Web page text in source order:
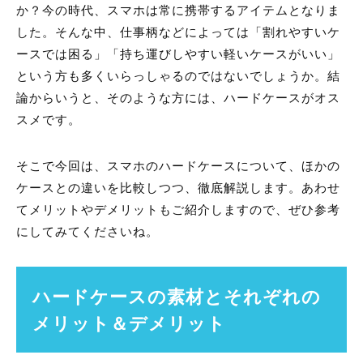
か？今の時代、スマホは常に携帯するアイテムとなりま
した。そんな中、仕事柄などによっては「割れやすいケ
ースでは困る」「持ち運びしやすい軽いケースがいい」
という方も多くいらっしゃるのではないでしょうか。結
論からいうと、そのような方には、ハードケースがオス
スメです。
そこで今回は、スマホのハードケースについて、ほかの
ケースとの違いを比較しつつ、徹底解説します。あわせ
てメリットやデメリットもご紹介しますので、ぜひ参考
にしてみてくださいね。
ハードケースの素材とそれぞれの
メリット＆デメリット